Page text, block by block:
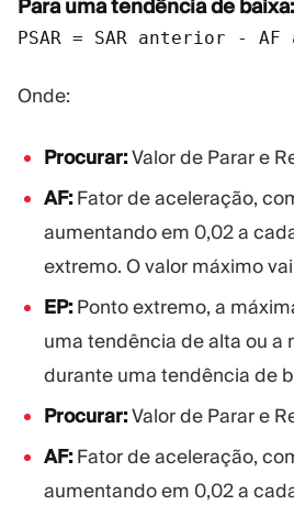
Para uma tendência de baixa:
Onde:
Procurar:Valor de Parar e
AF:Fator de aceleração,
aumentando em 0,02 a
extremo. O valor máximo
EP:Ponto extremo, a
uma tendência de alta ou a
durante uma tendência de
Procurar:Valor de Parar e
AF:Fator de aceleração,
aumentando em 0,02 a